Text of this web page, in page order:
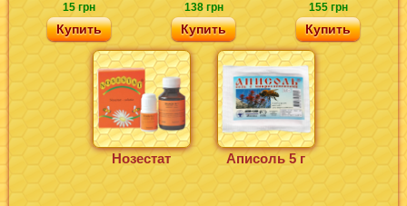
15 грн
Купить
138 грн
Купить
155 грн
Купить
Нозестат Аписоль 5 г